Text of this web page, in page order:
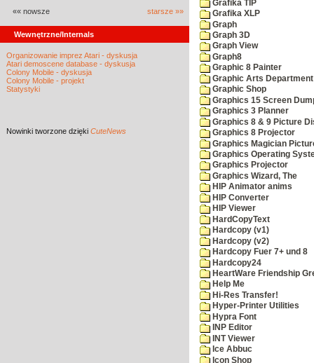
«« nowsze starsze »»
Wewnętrzne/Internals
Organizowanie imprez Atari - dyskusja
Atari demoscene database - dyskusja
Colony Mobile - dyskusja
Colony Mobile - projekt
Statystyki
Nowinki tworzone dzięki CuteNews
Grafika TIP
Grafika XLP
Graph
Graph 3D
Graph View
Graph8
Graphic 8 Painter
Graphic Arts Department
Graphic Shop
Graphics 15 Screen
Graphics 3 Planner
Graphics 8 & 9 Picture
Graphics 8 Projector
Graphics Magician
Graphics Operating
Graphics Projector
Graphics Wizard, The
HIP Animator anims
HIP Converter
HIP Viewer
HardCopyText
Hardcopy (v1)
Hardcopy (v2)
Hardcopy Fuer 7+ und 8
Hardcopy24
HeartWare Friendship
Help Me
Hi-Res Transfer!
Hyper-Printer Utilities
Hypra Font
INP Editor
INT Viewer
Ice Abbuc
Icon Shop